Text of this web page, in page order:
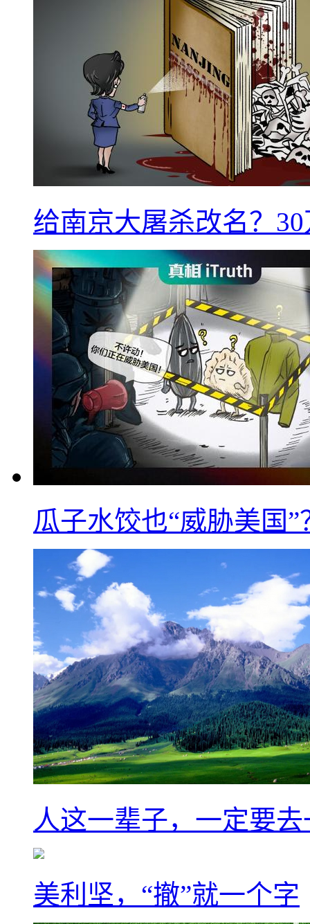
给南京大屠杀改名？
瓜子水饺也“威胁美国”
人这一辈子，一定要
美利坚，“撤”就一个字